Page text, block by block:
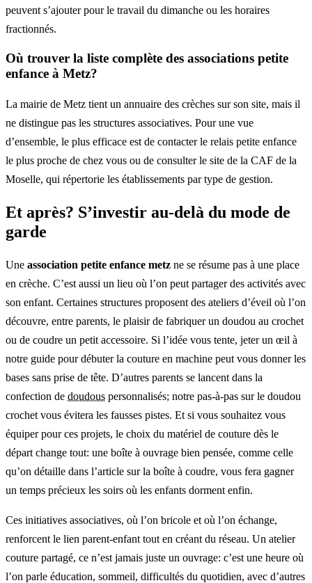
peuvent s’ajouter pour le travail du dimanche ou les horaires
fractionnés.
Où trouver la liste complète des associations petite
enfance à Metz?
La mairie de Metz tient un annuaire des crèches sur son site, mais il
ne distingue pas les structures associatives. Pour une vue
d’ensemble, le plus efficace est de contacter le relais petite enfance
le plus proche de chez vous ou de consulter le site de la CAF de la
Moselle, qui répertorie les établissements par type de gestion.
Et après? S’investir au-delà du mode de
garde
Une association petite enfance metz ne se résume pas à une place
en crèche. C’est aussi un lieu où l’on peut partager des activités avec
son enfant. Certaines structures proposent des ateliers d’éveil où l’on
découvre, entre parents, le plaisir de fabriquer un doudou au crochet
ou de coudre un petit accessoire. Si l’idée vous tente, jeter un œil à
notre guide pour débuter la couture en machine peut vous donner les
bases sans prise de tête. D’autres parents se lancent dans la
confection de doudous personnalisés; notre pas-à-pas sur le doudou
crochet vous évitera les fausses pistes. Et si vous souhaitez vous
équiper pour ces projets, le choix du matériel de couture dès le
départ change tout: une boîte à ouvrage bien pensée, comme celle
qu’on détaille dans l’article sur la boîte à coudre, vous fera gagner
un temps précieux les soirs où les enfants dorment enfin.
Ces initiatives associatives, où l’on bricole et où l’on échange,
renforcent le lien parent-enfant tout en créant du réseau. Un atelier
couture partagé, ce n’est jamais juste un ouvrage: c’est une heure où
l’on parle éducation, sommeil, difficultés du quotidien, avec d’autres